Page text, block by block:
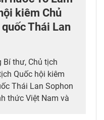
kiêm Chủ
Thái Lan
Bí thư, Chủ tịch
Quốc hội kiêm
Thái Lan Sophon
thức Việt Nam và